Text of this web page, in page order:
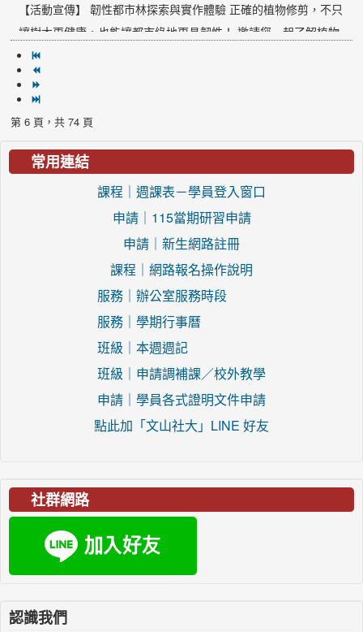
【活動宣傳】 韌性都市林探索與實作體驗 正確的植物修剪，不只
讓樹木更健康，也能讓都市綠地更具韌性！ 邀請您一起了解植物
修剪的時機與技巧， 並透過親手實作，學會如何為苗木「剪」出
健康與生機。 時間：2025年7月12日（週六）上午9:00-下午3:00
地點：文山森林公園-韌性都市林示範區 報名連結：
https://www.beclass.com/rid=294fff36849388c302ed 指導單
位：臺北市政府環境保護局 承辦單位：臺北市文山社區大學
第 6 頁，共 74 頁
常用連結
課程｜週課表－學員登入窗口
申請｜115當期研習申請
申請｜新生網路註冊
課程｜網路報名操作說明
服務｜辦公室服務時段
服務｜學期行事曆
班級｜本週週記
班級｜申請調補課／校外教學
申請｜學員各式證明文件申請
點此加「文山社大」LINE 好友
社群網路
認識我們